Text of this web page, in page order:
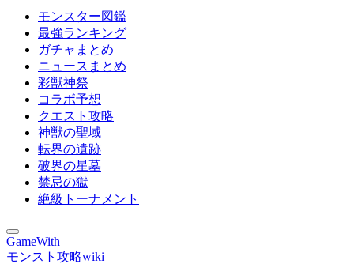
モンスター図鑑
最強ランキング
ガチャまとめ
ニュースまとめ
彩獣神祭
コラボ予想
クエスト攻略
神獣の聖域
転界の遺跡
破界の星墓
禁忌の獄
絶級トーナメント
GameWith
モンスト攻略wiki